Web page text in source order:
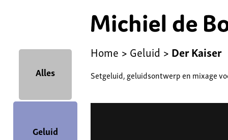
Alles
Geluid
Home >Geluid >Der Kaiser
Setgeluid, geluidsontwerp en mixage